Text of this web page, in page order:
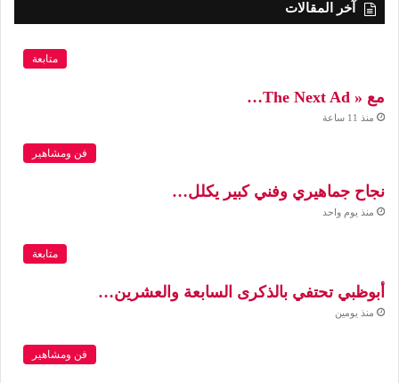
آخر المقالات
متابعة
مع « The Next Ad…
منذ 11 ساعة
فن ومشاهير
نجاح جماهيري وفني كبير يكلل…
منذ يوم واحد
متابعة
أبوظبي تحتفي بالذكرى السابعة والعشرين…
منذ يومين
فن ومشاهير